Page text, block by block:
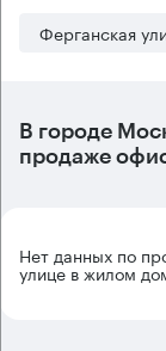
Ферганская
В городе
продаже
Нет данных по
улице в жилом